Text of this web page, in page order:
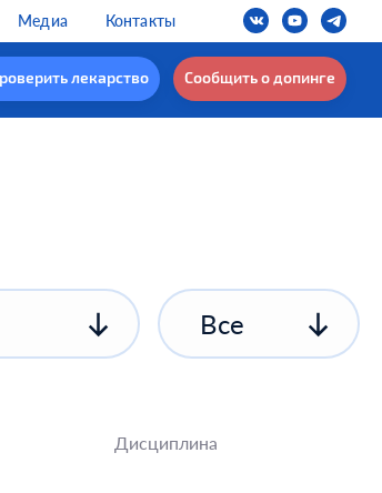
Медиа Контакты
лекарство Сообщить о допинге
Все
Дисциплина